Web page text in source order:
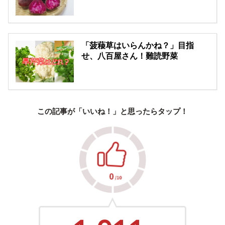
「菠薐草はいらんかね？」目指
せ、八百屋さん！難読野菜
この記事が「いいね！」と思ったらタップ！